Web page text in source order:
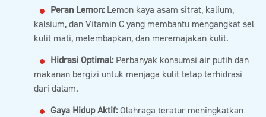
Peran Lemon:Lemon kaya asam sitrat, kalium,
kalsium, dan Vitamin C yang membantu mengangkat sel
kulit mati, melembapkan, dan meremajakan kulit.
Hidrasi Optimal:Perbanyak konsumsi air putih dan
makanan bergizi untuk menjaga kulit tetap terhidrasi
dari dalam.
Gaya Hidup Aktif:Olahraga teratur meningkatkan